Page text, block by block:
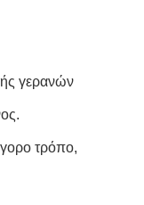
γερανών
τρόπο,